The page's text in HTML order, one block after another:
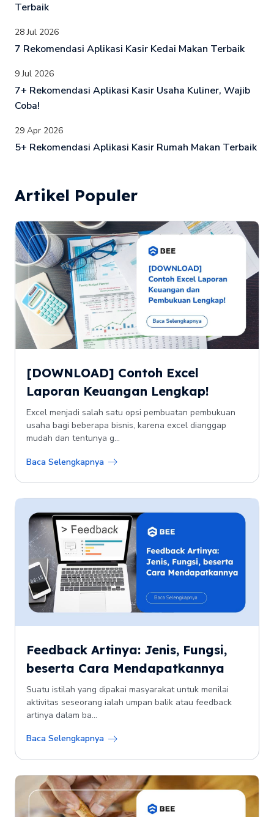
Terbaik
28 Jul 2026
7 Rekomendasi Aplikasi Kasir Kedai Makan Terbaik
9 Jul 2026
7+ Rekomendasi Aplikasi Kasir Usaha Kuliner, Wajib
Coba!
29 Apr 2026
5+ Rekomendasi Aplikasi Kasir Rumah Makan Terbaik
Artikel Populer
[DOWNLOAD] Contoh Excel
Laporan Keuangan Lengkap!
Excel menjadi salah satu opsi pembuatan pembukuan
usaha bagi beberapa bisnis, karena excel dianggap
mudah dan tentunya g...
Baca Selengkapnya
Feedback Artinya: Jenis, Fungsi,
beserta Cara Mendapatkannya
Suatu istilah yang dipakai masyarakat untuk menilai
aktivitas seseorang ialah umpan balik atau feedback
artinya dalam ba...
Baca Selengkapnya